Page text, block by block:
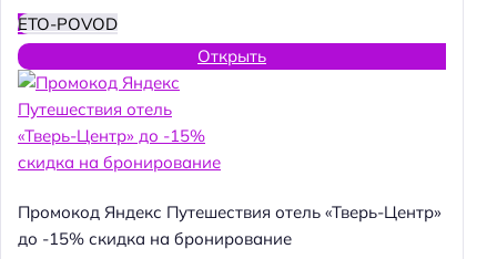
ETO-POVOD
Открыть
Промокод Яндекс Путешествия отель «Тверь-Центр»
до -15% скидка на бронирование